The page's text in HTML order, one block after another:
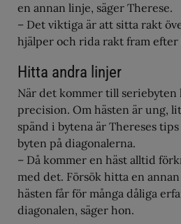
en annan linje, säger Therese.
– Det viktiga är att sitta rakt
hjälper och rida rakt fram efter
Hitta andra linjer
När det kommer till seriebyten
precision. Om hästen är ung,
spänd i bytena är Thereses
byten på diagonalerna.
– Då kommer en häst alltid
med det. Försök hitta en
hästen får för många dåliga
diagonalen, säger hon.